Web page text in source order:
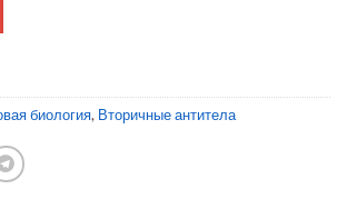
биология, Вторичные антитела